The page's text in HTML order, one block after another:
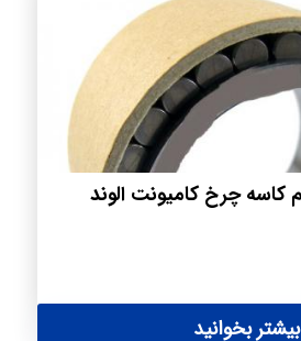
چرخ کامیونت الوند
بیشتر بخوانید